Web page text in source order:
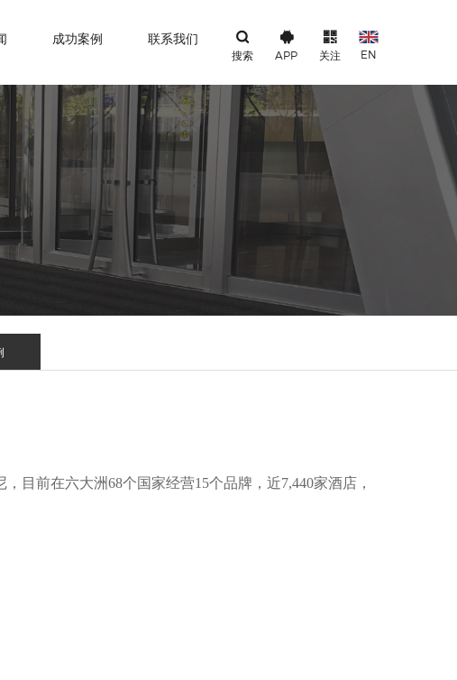
成功案例 联系我们
搜索 APP 关注 EN
目前在六大洲68个国家经营15个品牌，近7,440家酒店，